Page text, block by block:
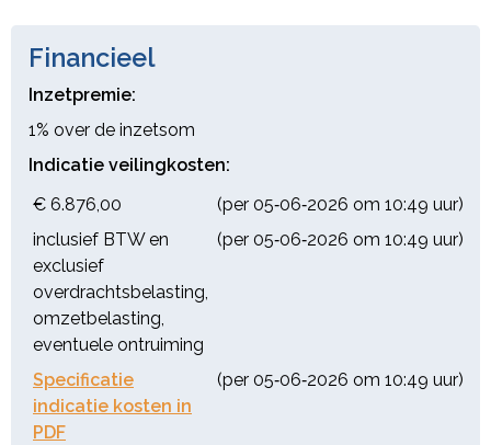
Financieel
Inzetpremie:
1% over de inzetsom
Indicatie veilingkosten:
€ 6.876,00
(per 05‑06‑2026 om 10:49 uur)
inclusief BTW en
exclusief
overdrachtsbelasting,
omzetbelasting,
eventuele ontruiming
(per 05‑06‑2026 om 10:49 uur)
Specificatie
indicatie kosten in
PDF
(per 05‑06‑2026 om 10:49 uur)